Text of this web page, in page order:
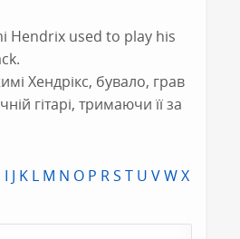
Hendrix used to play his
Хендрікс, бувало, грав
гітарі, тримаючи її за
I J K L M N O P RS T U VWX